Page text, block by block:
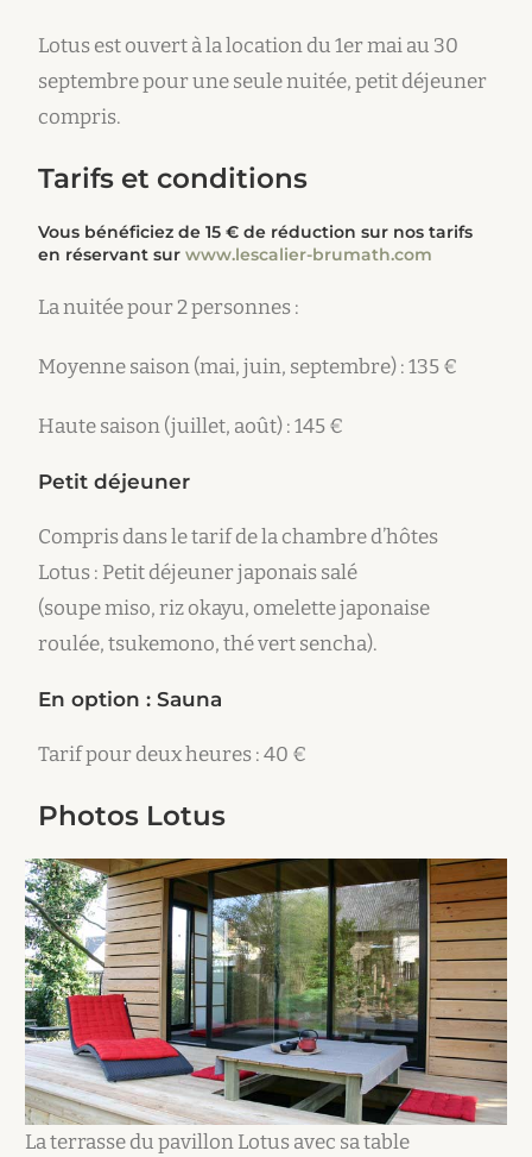
Lotus est ouvert à la location du 1er mai au 30
septembre pour une seule nuitée, petit déjeuner
compris.
Tarifs et conditions
Vous bénéficiez de 15 € de réduction sur nos tarifs
en réservant surwww.lescalier-brumath.com
La nuitée pour 2 personnes :
Moyenne saison (mai, juin, septembre) : 135 €
Haute saison (juillet, août) : 145 €
Petit déjeuner
Compris dans le tarif de la chambre d’hôtes
Lotus : Petit déjeuner japonais salé
(soupe miso, riz okayu, omelette japonaise
roulée, tsukemono, thé vert sencha).
En option : Sauna
Tarif pour deux heures : 40 €
Photos Lotus
La terrasse du pavillon Lotus avec sa table